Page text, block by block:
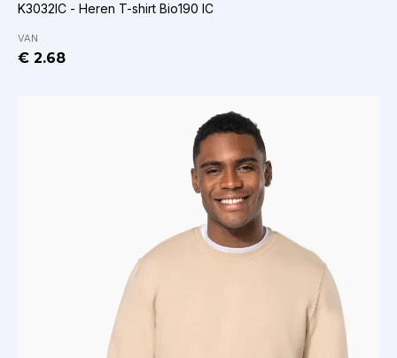
K3032IC - Heren T-shirt Bio190 IC
VAN
€ 2.68